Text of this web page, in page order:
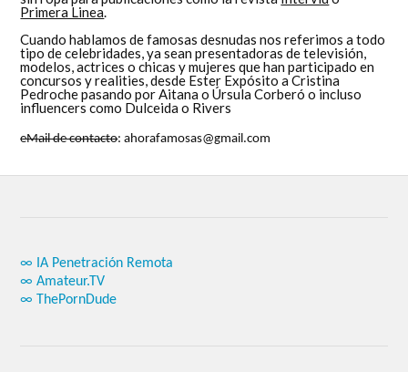
Primera Linea.
Cuando hablamos de famosas desnudas nos referimos a todo
tipo de celebridades, ya sean presentadoras de televisión,
modelos, actrices o chicas y mujeres que han participado en
concursos y realities, desde Ester Expósito a Cristina
Pedroche pasando por Aitana o Úrsula Corberó o incluso
influencers como Dulceida o Rivers
eMail de contacto: ahorafamosas@gmail.com
∞ IA Penetración Remota
∞ Amateur.TV
∞ ThePornDude